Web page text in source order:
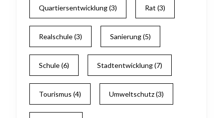
Quartiersentwicklung(3) Rat (3)
Realschule(3) Sanierung(5)
Schule(6) Stadtentwicklung(7)
Tourismus (4) Umweltschutz(3)